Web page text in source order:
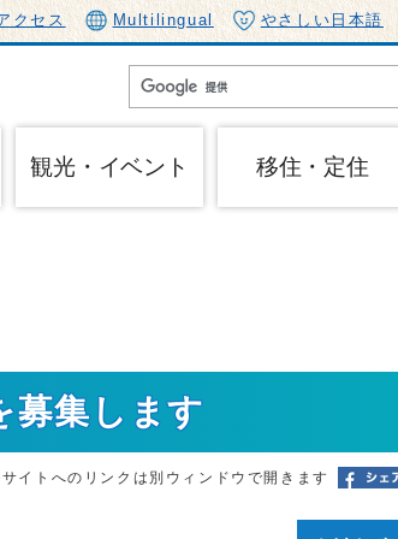
クセス Multilingual やさしい日本語
観光・イベント 移住・定住
募集します
イトへのリンクは別ウィンドウで開きます